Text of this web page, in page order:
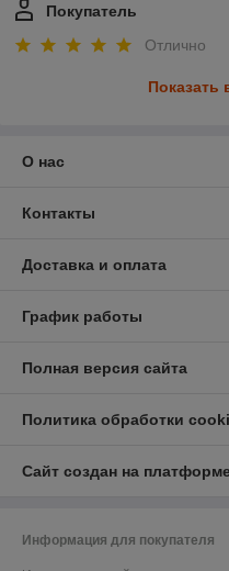
Покупатель
Отлично
Показать
О нас
Контакты
Доставка и оплата
График работы
Полная версия сайта
Политика обработки
Сайт создан на
Информация для покупателя